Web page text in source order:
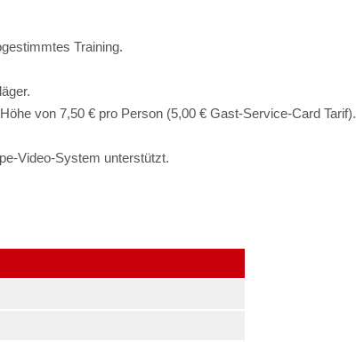
Training.
von 7,50 € pro Person (5,00 € Gast-Service-Card Tarif).
Video-System unterstützt.